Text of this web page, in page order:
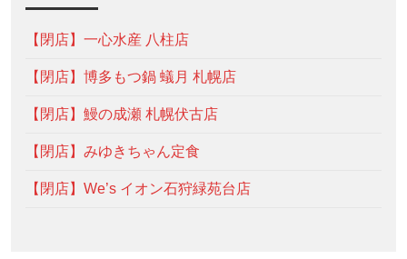
【閉店】一心水産 八柱店
【閉店】博多もつ鍋 蟻月 札幌店
【閉店】鰻の成瀬 札幌伏古店
【閉店】みゆきちゃん定食
【閉店】We’s イオン石狩緑苑台店